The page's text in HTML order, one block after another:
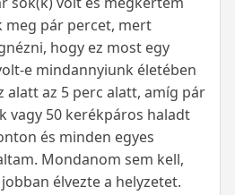
meg pár percet, mert
hogy ez most egy
e mindannyiunk életében
alatt az 5 perc alatt, amíg pár
vagy 50 kerékpáros haladt
és minden egyes
Mondanom sem kell,
élvezte a helyzetet.